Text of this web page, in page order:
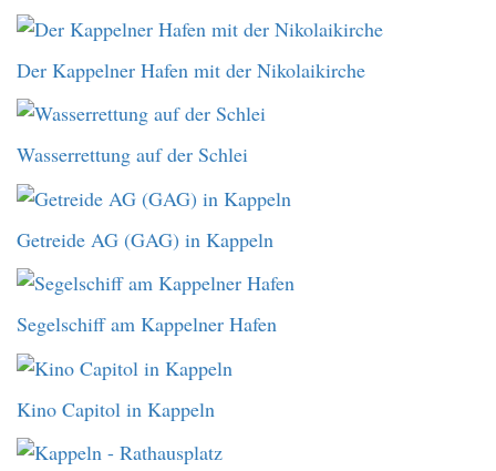
Der Kappelner Hafen mit der Nikolaikirche
Wasserrettung auf der Schlei
Getreide AG (GAG) in Kappeln
Segelschiff am Kappelner Hafen
Kino Capitol in Kappeln